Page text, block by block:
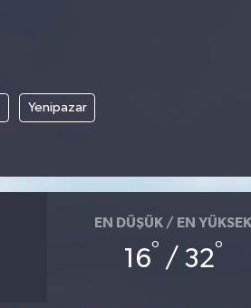
Yenipazar
EN DÜŞÜK / EN YÜKSEK
16° / 32°